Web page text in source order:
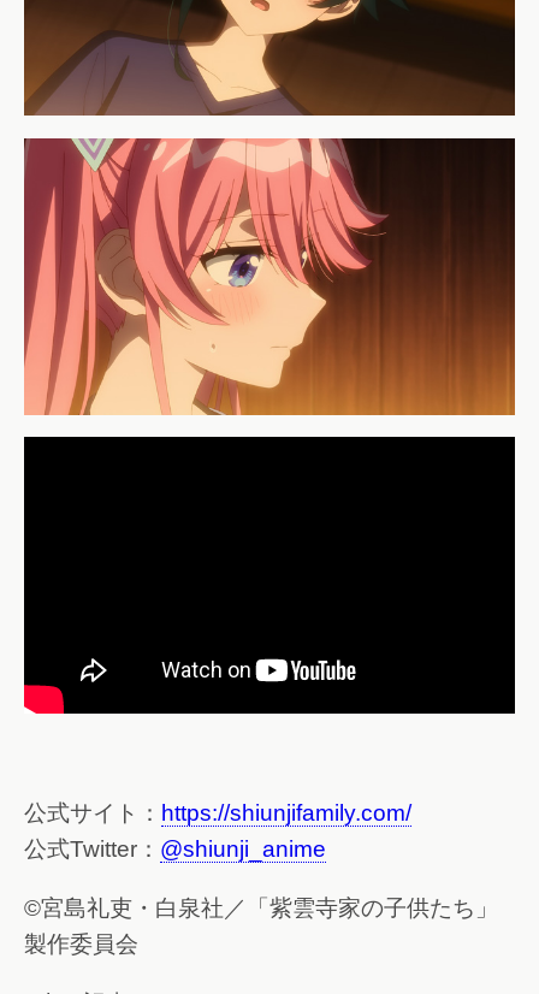
公式サイト： https://shiunjifamily.com/
公式Twitter： @shiunji_anime
©宮島礼吏・白泉社／「紫雲寺家の子供たち」
製作委員会